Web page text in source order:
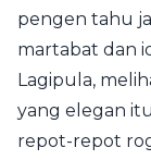
pengen tahu
martabat dan
Lagipula,
yang elegan
repot-repot